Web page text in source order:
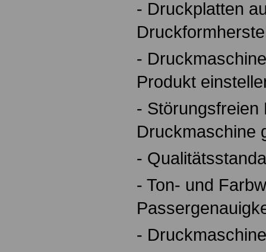
- Druckplatten
-
Produkt
- Störungsfreien
Druckmaschine
-
- Ton- und
-